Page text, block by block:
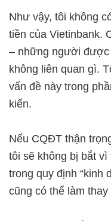
Như vậy, tôi không
tiền của Vietinbank.
– những người được
không liên quan gì.
vấn đề này trong
kiến.
Nếu CQĐT thận
tôi sẽ không bị bắt
trong quy định “kinh
cũng có thể làm